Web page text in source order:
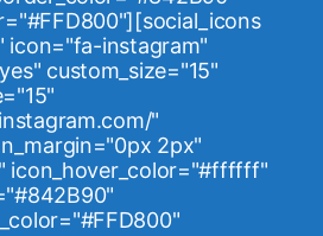
icon="fa-instagram"
custom_size="15"
"
2px"
icon_hover_color="#ffffff"